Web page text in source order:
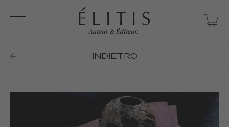
INDIETRO